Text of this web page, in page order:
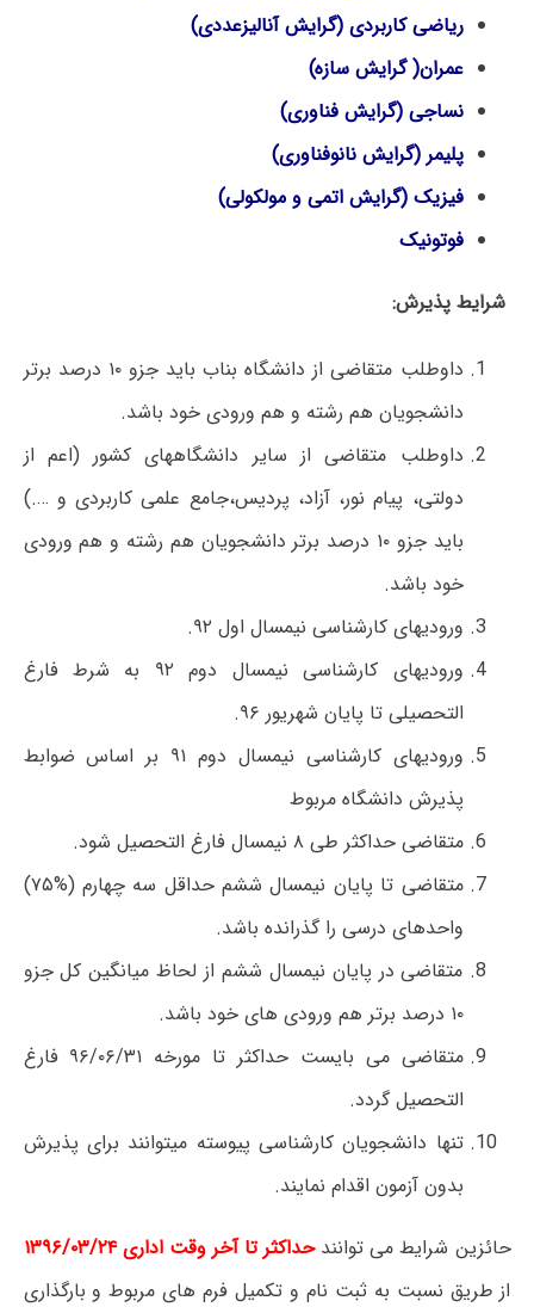
ریاضی کاربردی (گرایش آنالیزعددی)
عمران( گرایش سازه)
نساجی (گرایش فناوری)
پلیمر (گرایش نانوفناوری)
فیزیک (گرایش اتمی و مولکولی)
فوتونیک
شرایط پذیرش:
داوطلب متقاضی از دانشگاه بناب باید جزو ۱۰ درصد برتر
دانشجویان هم رشته و هم ورودی خود باشد.
داوطلب متقاضی از سایر دانشگاههای کشور (اعم از
دولتی، پیام نور، آزاد، پردیس،جامع علمی کاربردی و ….)
باید جزو ۱۰ درصد برتر دانشجویان هم رشته و هم ورودی
خود باشد.
ورودی‎های کارشناسی نیمسال اول ۹۲.
ورودی‎های کارشناسی نیمسال دوم ۹۲ به شرط فارغ
التحصیلی تا پایان شهریور ۹۶.
ورودی‎های کارشناسی نیمسال دوم ۹۱ بر اساس ضوابط
پذیرش دانشگاه مربوط
متقاضی حداکثر طی ۸ نیمسال فارغ التحصیل شود.
متقاضی تا پایان نیمسال ششم حداقل سه چهارم (%۷۵)
واحدهای درسی را گذرانده باشد.
متقاضی در پایان نیمسال ششم از لحاظ میانگین کل جزو
۱۰ درصد برتر هم ورودی های خود باشد.
متقاضی می بایست حداکثر تا مورخه ۹۶/۰۶/۳۱ فارغ
التحصیل گردد.
تنها دانشجویان کارشناسی پیوسته می‎توانند برای پذیرش
بدون آزمون اقدام نمایند.
حائزین شرایط می توانندحداکثر تا آخر وقت اداری ۱۳۹۶/۰۳/۲۴
از طریق نسبت به ثبت نام و تکمیل فرم های مربوط و بارگذاری